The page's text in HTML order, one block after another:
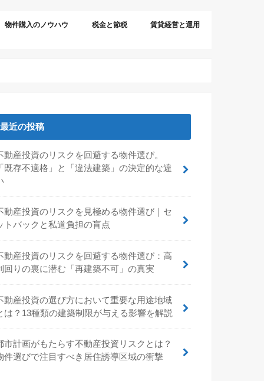
物件購入のノウハウ 税金と節税 賃貸経営と運用
最近の投稿
動産投資のリスクを回避する物件選び。
既存不適格」と「違法建築」の決定的な違
動産投資のリスクを見極める物件選び｜セ
トバックと私道負担の盲点
動産投資のリスクを回避する物件選び：高
回りの裏に潜む「再建築不可」の真実
動産投資の選び方において重要な用途地域
は？13種類の建築制限が与える影響を解説
市計画がもたらす不動産投資リスクとは？
件選びで注目すべき居住誘導区域の衝撃